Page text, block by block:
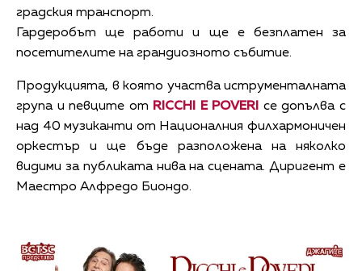
градския транспорт.
Гардеробът ще работи и ще е безплатен за
посетителите на грандиозното събитие.
Продукцията, в която участва иструменталната
група и певците от RICCHI E POVERI се допълва с
над 40 музиканти от Националния филхармоничен
оркестър и ще бъде разположена на няколко
видими за публиката нива на сцената. Диригент е
Маестро Алфредо Биондо.